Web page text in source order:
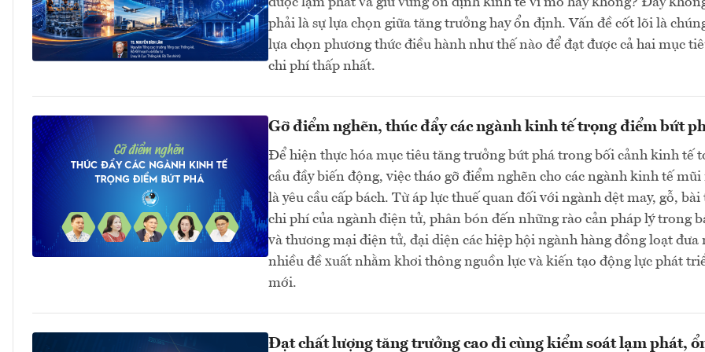
phải là sự lựa chọn giữa tăng trưởng hay ổn định. Vấn đề cốt lõi là
lựa chọn phương thức điều hành như thế nào để đạt được cả hai mục
chi phí thấp nhất.
Gỡ điểm nghẽn, thúc đẩy các ngành kinh tế trọng điểm bứt
Để hiện thực hóa mục tiêu tăng trưởng bứt phá trong bối cảnh kinh tế
cầu đầy biến động, việc tháo gỡ điểm nghẽn cho các ngành kinh tế
là yêu cầu cấp bách. Từ áp lực thuế quan đối với ngành dệt may, gỗ, bài
chi phí của ngành điện tử, phân bón đến những rào cản pháp lý trong
và thương mại điện tử, đại diện các hiệp hội ngành hàng đồng loạt đưa
nhiều đề xuất nhằm khơi thông nguồn lực và kiến tạo động lực phát
mới.
Đạt chất lượng tăng trưởng cao đi cùng kiểm soát lạm phát,